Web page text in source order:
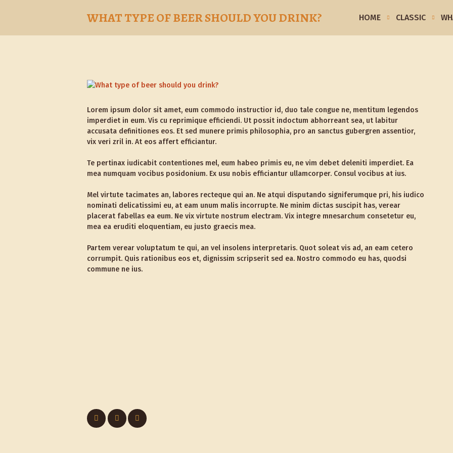
WHAT TYPE OF BEER SHOULD YOU DRINK? HOME CLASSIC
Lorem ipsum dolor sit amet, eum commodo instructior id, duo tale congue ne, mentitum legendos
imperdiet in eum. Vis cu reprimique efficiendi. Ut possit indoctum abhorreant sea, ut labitur
accusata definitiones eos. Et sed munere primis philosophia, pro an sanctus gubergren assentior,
vix veri zril in. At eos affert efficiantur.
Te pertinax iudicabit contentiones mel, eum habeo primis eu, ne vim debet deleniti imperdiet. Ea
mea numquam vocibus posidonium. Ex usu nobis efficiantur ullamcorper. Consul vocibus at ius.
Mel virtute tacimates an, labores recteque qui an. Ne atqui disputando signiferumque pri, his iudico
nominati delicatissimi eu, at eam unum malis incorrupte. Ne minim dictas suscipit has, verear
placerat fabellas ea eum. Ne vix virtute nostrum electram. Vix integre mnesarchum consetetur eu,
mea ea eruditi eloquentiam, eu justo graecis mea.
Partem verear voluptatum te qui, an vel insolens interpretaris. Quot soleat vis ad, an eam cetero
corrumpit. Quis rationibus eos et, dignissim scripserit sed ea. Nostro commodo eu has, quodsi
commune ne ius.